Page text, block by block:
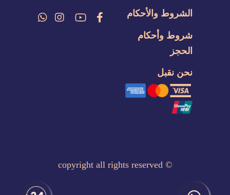
الشروط والأحكام
شروط وأحكام
الحجز
نحن نقبل
©
copyright all rights reserved